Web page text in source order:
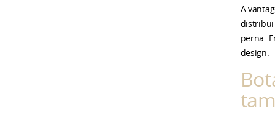
A
distribui
perna.
design.